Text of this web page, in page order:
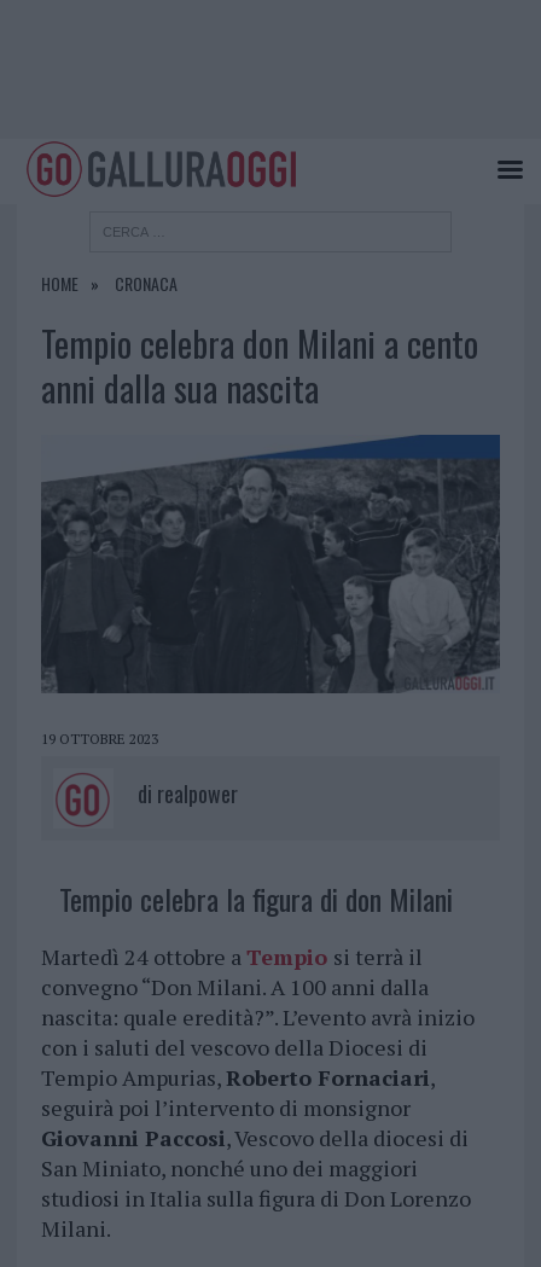
HOME CRONACA
Tempio celebra don Milani a cento
anni dalla sua nascita
19 OTTOBRE 2023
di realpower
Tempio celebra la figura di don Milani
Martedì 24 ottobre aTempio si terrà il
convegno “Don Milani. A 100 anni dalla
nascita: quale eredità?”. L’evento avrà inizio
con i saluti del vescovo della Diocesi di
Tempio Ampurias,Roberto Fornaciari,
seguirà poi l’intervento di monsignor
Giovanni Paccosi, Vescovo della diocesi di
San Miniato, nonché uno dei maggiori
studiosi in Italia sulla figura di Don Lorenzo
Milani.